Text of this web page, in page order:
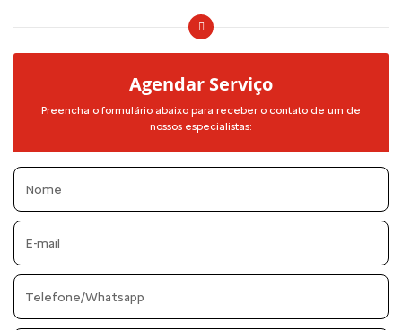
Agendar Serviço
Preencha o formulário abaixo para receber o contato de um de
nossos especialistas: